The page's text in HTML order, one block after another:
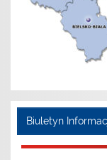
Biuletyn